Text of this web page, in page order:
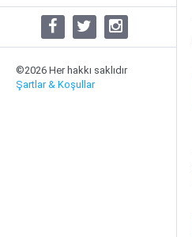
©2026 Her hakkı saklıdır
Şartlar & Koşullar